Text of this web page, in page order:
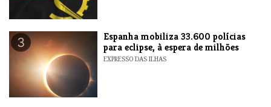
3
Espanha mobiliza 33.600 polícias
para eclipse, à espera de milhões
EXPRESSO DAS ILHAS